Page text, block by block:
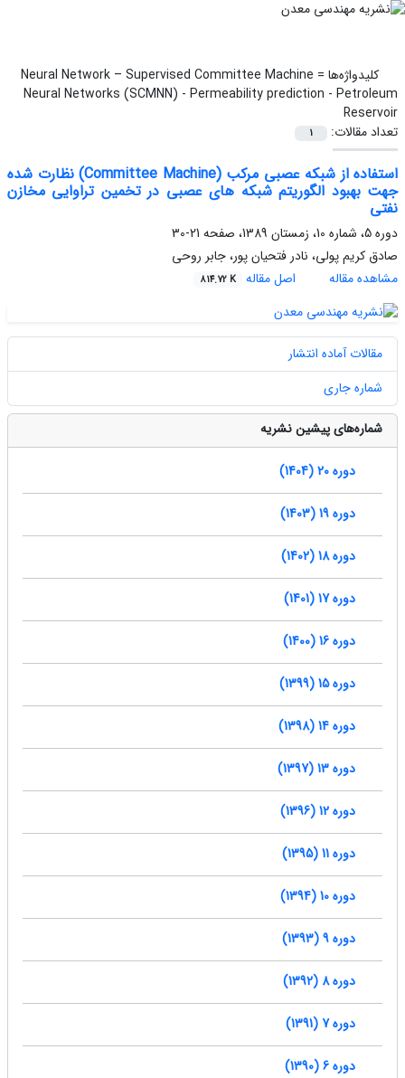
کلیدواژه‌ها = Neural Network – Supervised Committee Machine
Neural Networks (SCMNN) - Permeability prediction - Petroleum
Reservoir
تعداد مقالات:
1
استفاده از شبکه عصبی مرکب (Committee Machine) نظارت شده
جهت بهبود الگوریتم شبکه های عصبی در تخمین تراوایی مخازن
نفتی
دوره 5، شماره 10، زمستان 1389، صفحه
21-30
صادق کریم پولی، نادر فتحیان پور، جابر روحی
مشاهده مقاله
اصل مقاله 814.72 K
مقالات آماده انتشار
شماره جاری
شماره‌های پیشین نشریه
دوره 20 (1404)
دوره 19 (1403)
دوره 18 (1402)
دوره 17 (1401)
دوره 16 (1400)
دوره 15 (1399)
دوره 14 (1398)
دوره 13 (1397)
دوره 12 (1396)
دوره 11 (1395)
دوره 10 (1394)
دوره 9 (1393)
دوره 8 (1392)
دوره 7 (1391)
دوره 6 (1390)